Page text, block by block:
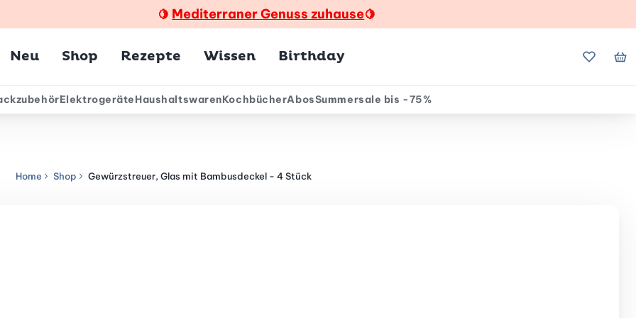
🍋 Mediterraner Genuss zuhause🍋
Neu Shop Rezepte Wissen Birthday Meine
ElektrogeräteHaushaltswarenKochbücherAbosSummersale bis -75%
Home Shop Gewürzstreuer, Glas mit Bambusdeckel - 4 Stück